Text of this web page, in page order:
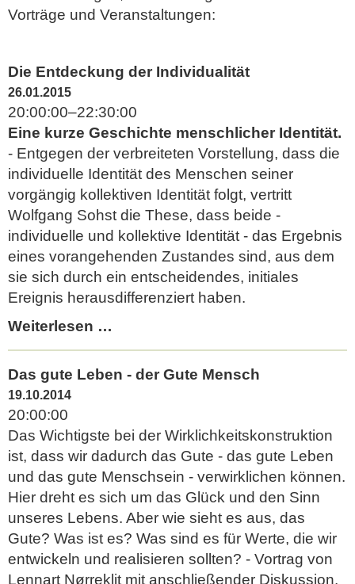
Vorträge und Veranstaltungen:
Die Entdeckung der Individualität
26.01.2015
20:00:00–22:30:00
Eine kurze Geschichte menschlicher Identität.
- Entgegen der verbreiteten Vorstellung, dass die
individuelle Identität des Menschen seiner
vorgängig kollektiven Identität folgt, vertritt
Wolfgang Sohst die These, dass beide -
individuelle und kollektive Identität - das Ergebnis
eines vorangehenden Zustandes sind, aus dem
sie sich durch ein entscheidendes, initiales
Ereignis herausdifferenziert haben.
Weiterlesen …
Entdeckung
Das gute Leben - der Gute Mensch
19.10.2014
20:00:00
Das Wichtigste bei der Wirklichkeitskonstruktion
ist, dass wir dadurch das Gute - das gute Leben
und das gute Menschsein - verwirklichen können.
Hier dreht es sich um das Glück und den Sinn
unseres Lebens. Aber wie sieht es aus, das
Gute? Was ist es? Was sind es für Werte, die wir
entwickeln und realisieren sollten? - Vortrag von
Lennart Nørreklit mit anschließender Diskussion.